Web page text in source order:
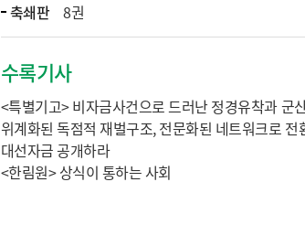
축쇄판 8권
수록기사
<특별기고> 비자금사건으로 드러난 정경유착과 군
위계화된 독점적 재벌구조, 전문화된 네트워크로 전
대선자금 공개하라
<한림원> 상식이 통하는 사회